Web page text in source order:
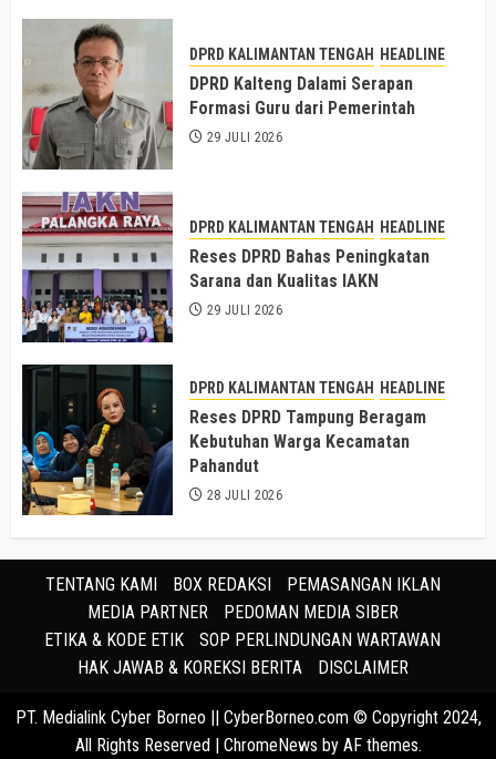
DPRD KALIMANTAN TENGAH HEADLINE
DPRD Kalteng Dalami Serapan
Formasi Guru dari Pemerintah
29 JULI 2026
DPRD KALIMANTAN TENGAH HEADLINE
Reses DPRD Bahas Peningkatan
Sarana dan Kualitas IAKN
29 JULI 2026
DPRD KALIMANTAN TENGAH HEADLINE
Reses DPRD Tampung Beragam
Kebutuhan Warga Kecamatan
Pahandut
28 JULI 2026
TENTANG KAMI BOX REDAKSI
PEMASANGAN IKLAN
MEDIA PARTNER
PEDOMAN MEDIA SIBER
ETIKA & KODE ETIK
SOP PERLINDUNGAN WARTAWAN
HAK JAWAB & KOREKSI BERITA
DISCLAIMER
PT. Medialink Cyber Borneo || CyberBorneo.com © Copyright 2024,
All Rights Reserved | ChromeNews by AF themes.